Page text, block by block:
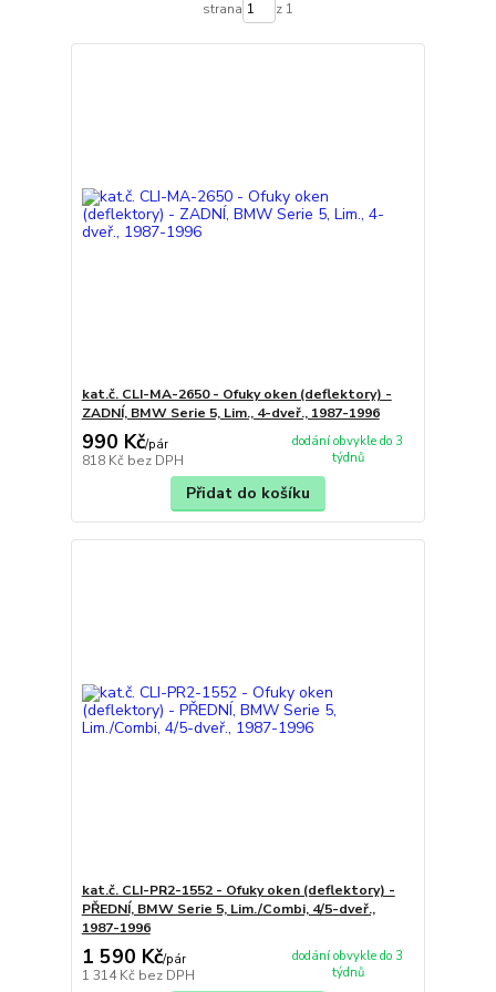
strana z 1
kat.č. CLI-MA-2650 - Ofuky oken (deflektory) -
ZADNÍ, BMW Serie 5, Lim., 4-dveř., 1987-1996
990 Kč/pár
818 Kč bez DPH
dodání obvykle do 3
týdnů
Přidat do košíku
kat.č. CLI-PR2-1552 - Ofuky oken (deflektory) -
PŘEDNÍ, BMW Serie 5, Lim./Combi, 4/5-dveř.,
1987-1996
1 590 Kč/pár
1 314 Kč bez DPH
dodání obvykle do 3
týdnů